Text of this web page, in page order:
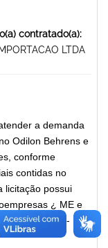
contratado(a):
LTDA
a demanda
Odilon Behrens e
conforme
contidas no
licitação possui
¿ ME e
MÉDICO-